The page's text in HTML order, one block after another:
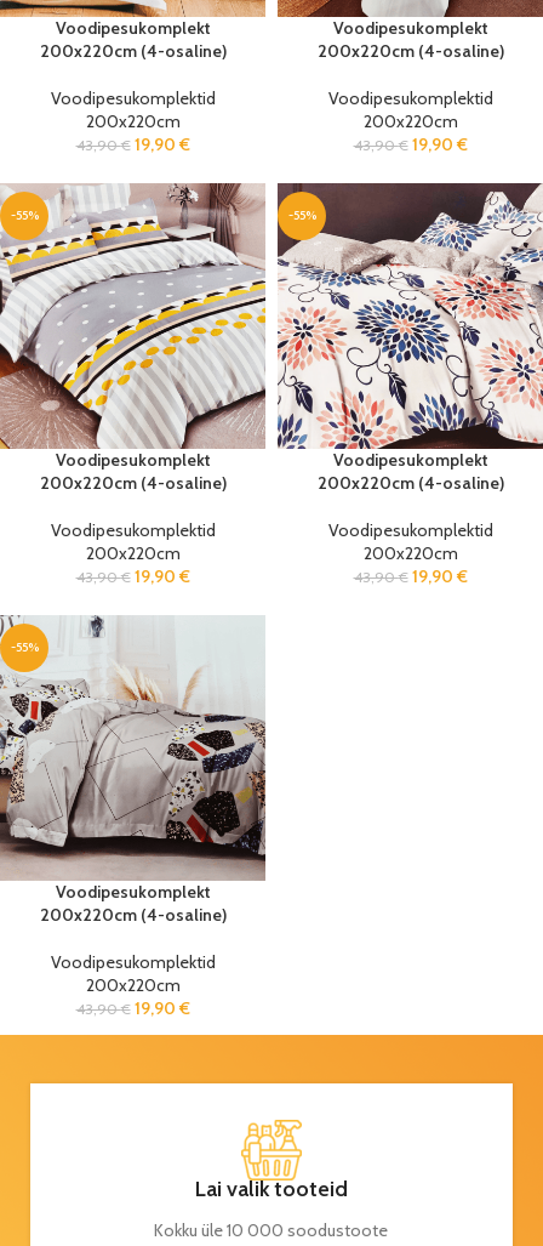
Voodipesukomplekt
200x220cm (4-osaline)
Voodipesukomplektid
200x220cm
43,90€ 19,90 €
Voodipesukomplekt
200x220cm (4-osaline)
Voodipesukomplektid
200x220cm
43,90€ 19,90 €
-55%
Voodipesukomplekt
200x220cm (4-osaline)
Voodipesukomplektid
200x220cm
43,90€ 19,90 €
-55%
Voodipesukomplekt
200x220cm (4-osaline)
Voodipesukomplektid
200x220cm
43,90€ 19,90 €
-55%
Voodipesukomplekt
200x220cm (4-osaline)
Voodipesukomplektid
200x220cm
43,90€ 19,90 €
Lai valik tooteid
Kokku üle 10 000 soodustoote